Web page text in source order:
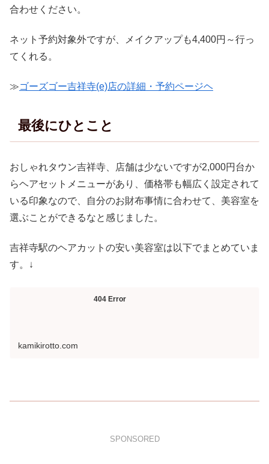
合わせください。
ネット予約対象外ですが、メイクアップも4,400円～行っ
てくれる。
≫ゴーズゴー吉祥寺(e)店の詳細・予約ページヘ
最後にひとこと
おしゃれタウン吉祥寺、店舗は少ないですが2,000円台か
らヘアセットメニューがあり、価格帯も幅広く設定されて
いる印象なので、自分のお財布事情に合わせて、美容室を
選ぶことができるなと感じました。
吉祥寺駅のヘアカットの安い美容室は以下でまとめていま
す。↓
404 Error
kamikirotto.com
SPONSORED